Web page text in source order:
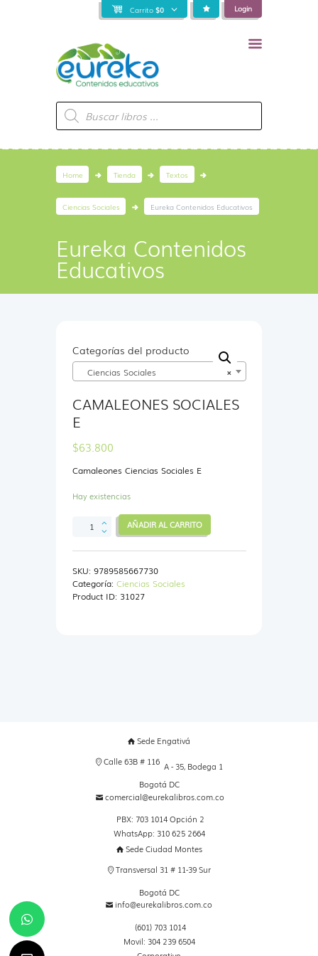
Carrito $0 Login
Búsqueda
de
productos
Home Tienda Textos
Ciencias Sociales Eureka Contenidos Educativos
Eureka Contenidos
Educativos
Categorías del producto
×
Ciencias Sociales
CAMALEONES SOCIALES
E
$63.800
Camaleones Ciencias Sociales E
Hay existencias
CAMALEONES
SOCIALES
E
AÑADIR AL CARRITO
SKU: 9789585667730
Categoría: Ciencias Sociales
Product ID: 31027
Sede Engativá
Calle 63B # 116 A - 35, Bodega 1
Bogotá DC
comercial@eurekalibros.com.co
PBX: 703 1014 Opción 2
WhatsApp: 310 625 2664
Sede Ciudad Montes
Transversal 31 # 11-39 Sur
Bogotá DC
info@eurekalibros.com.co
(601) 703 1014
Movil: 304 239 6504